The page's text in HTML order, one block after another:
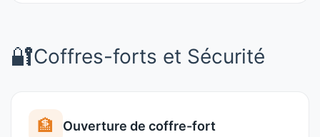
🔐Coffres-forts et Sécurité
🏦 Ouverture de coffre-fort